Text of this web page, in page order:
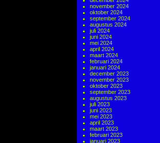
november 2024
oktober 2024
september 2024
augustus 2024
juli 2024
juni 2024
mei 2024
april 2024
maart 2024
februari 2024
januari 2024
december 2023
november 2023
oktober 2023
september 2023
augustus 2023
juli 2023
juni 2023
mei 2023
april 2023
maart 2023
februari 2023
januari 2023